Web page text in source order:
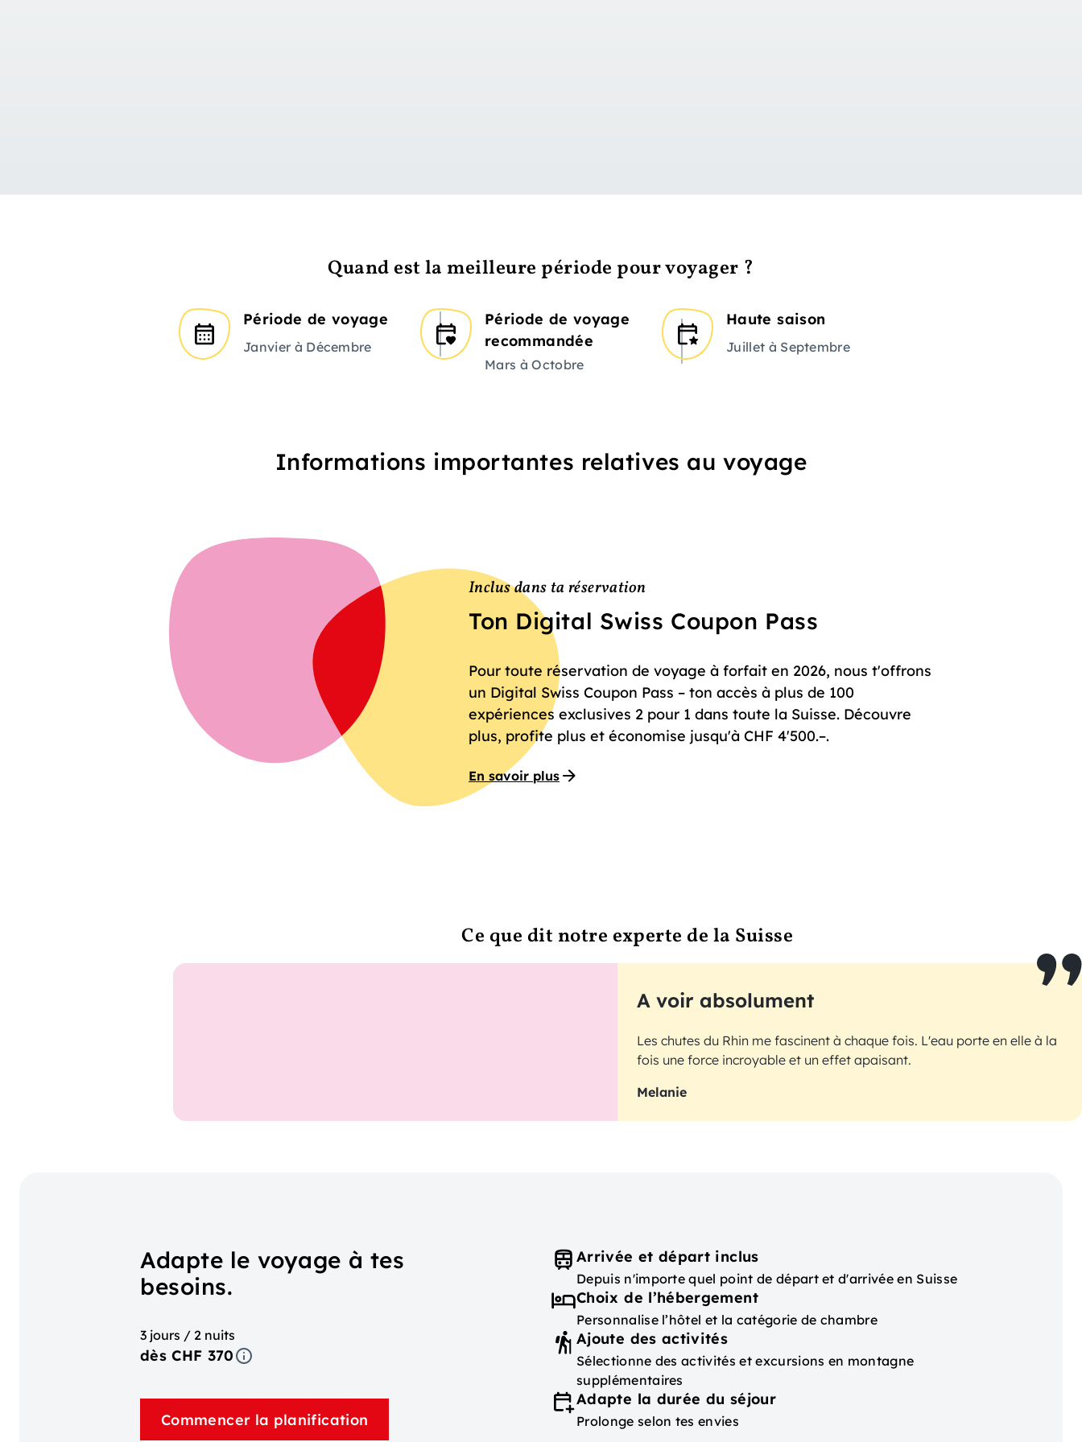
Quand est la meilleure période pour voyager ?
Période de voyage
Janvier à Décembre
Période de voyage
recommandée
Mars à Octobre
Haute saison
Juillet à Septembre
Informations importantes relatives au voyage
Inclus dans ta réservation
Ton Digital Swiss Coupon Pass
Pour toute réservation de voyage à forfait en 2026, nous t'offrons
un Digital Swiss Coupon Pass – ton accès à plus de 100
expériences exclusives 2 pour 1 dans toute la Suisse. Découvre
plus, profite plus et économise jusqu'à CHF 4'500.–.
En savoir plus
Ce que dit notre experte de la Suisse
A voir absolument
Les chutes du Rhin me fascinent à chaque fois. L'eau porte en elle à la
fois une force incroyable et un effet apaisant.
Melanie
Adapte le voyage à tes
besoins.
3 jours / 2 nuits
dès CHF 370
Commencer la planification
Arrivée et départ inclus
Depuis n'importe quel point de départ et d'arrivée en Suisse
Choix de l’hébergement
Personnalise l’hôtel et la catégorie de chambre
Ajoute des activités
Sélectionne des activités et excursions en montagne
supplémentaires
Adapte la durée du séjour
Prolonge selon tes envies